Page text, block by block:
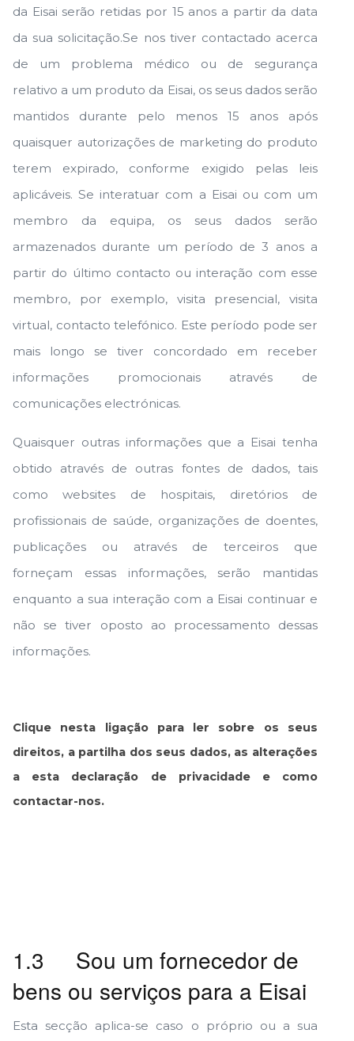
da Eisai serão retidas por 15 anos a partir da data
da sua solicitação.Se nos tiver contactado acerca
de um problema médico ou de segurança
relativo a um produto da Eisai, os seus dados serão
mantidos durante pelo menos 15 anos após
quaisquer autorizações de marketing do produto
terem expirado, conforme exigido pelas leis
aplicáveis. Se interatuar com a Eisai ou com um
membro da equipa, os seus dados serão
armazenados durante um período de 3 anos a
partir do último contacto ou interação com esse
membro, por exemplo, visita presencial, visita
virtual, contacto telefónico. Este período pode ser
mais longo se tiver concordado em receber
informações promocionais através de
comunicações electrónicas.
Quaisquer outras informações que a Eisai tenha
obtido através de outras fontes de dados, tais
como websites de hospitais, diretórios de
profissionais de saúde, organizações de doentes,
publicações ou através de terceiros que
forneçam essas informações, serão mantidas
enquanto a sua interação com a Eisai continuar e
não se tiver oposto ao processamento dessas
informações.
Clique nesta ligação para ler sobre os seus
direitos, a partilha dos seus dados, as alterações
a esta declaração de privacidade e como
contactar-nos.
1.3 Sou um fornecedor de
bens ou serviços para a Eisai
Esta secção aplica-se caso o próprio ou a sua